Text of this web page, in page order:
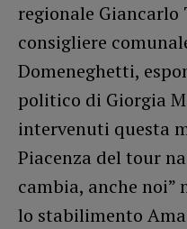
regionale
consigliere
Domeneghetti,
politico di Giorgia
intervenuti questa
Piacenza del tour
cambia, anche noi”
lo stabilimento